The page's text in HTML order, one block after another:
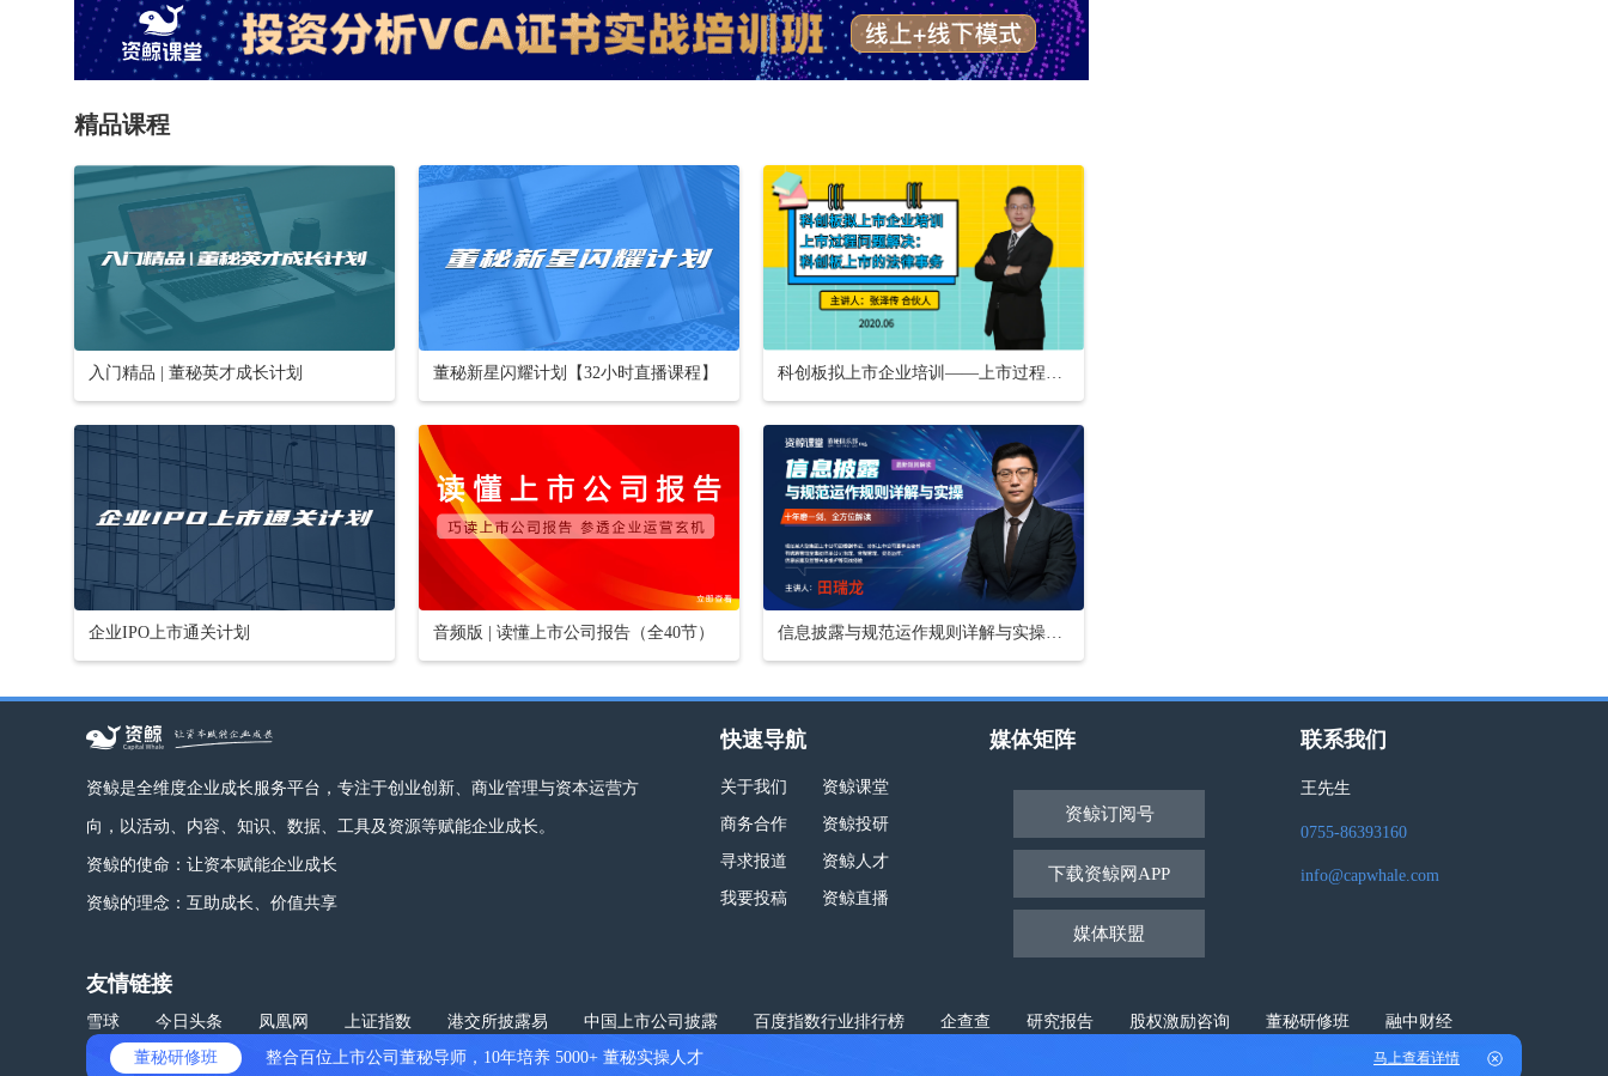
精品课程
入门精品 | 董秘英才成长计划 董秘新星闪耀计划【32小时直播课程】
企业IPO上市通关计划 音频版 | 读懂上市公司报告（全40节）
资鲸是全维度企业成长服务平台，专注于创业创新、商业管理与资本运营方
向，以活动、内容、知识、数据、工具及资源等赋能企业成长。
资鲸的使命：让资本赋能企业成长
资鲸的理念：互助成长、价值共享
快速导航
关于我们
商务合作
寻求报道
我要投稿
资鲸课堂
资鲸投研
资鲸人才
资鲸直播
媒体矩阵
资鲸订阅号
下载资鲸网APP
媒体联盟
联系我们
王先生
0755-86393160
info@capwhale.com
友情链接
雪球 今日头条 凤凰网 上证指数 港交所披露易 中国上市公司披露 百度指数行业排行榜 企查查 研究报告 股权激励咨询 董秘研修班 融中财经
免责声明 网站地图 © 2017-2022 资鲸科技 版权所有
董秘研修班 整合百位上市公司董秘导师，10年培养 5000+ 董秘实操人才 马上查看详情